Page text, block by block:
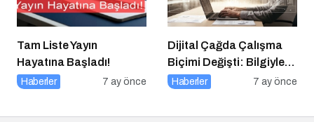
Tam Liste Yayın
Hayatına Başladı!
Haberler 7 ay önce
Dijital Çağda Çalışma
Biçimi Değişti: Bilgiyle
Para Kazananların Yeni
Haberler 7 ay önce